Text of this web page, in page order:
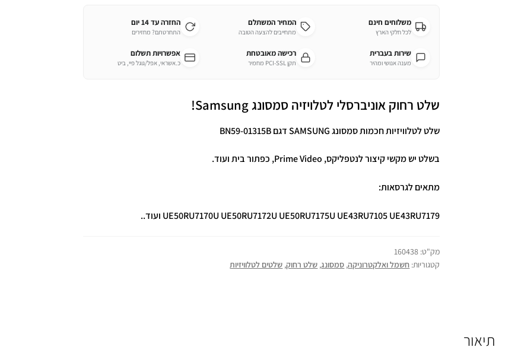
משלוחים חינם
לכל חלקי הארץ
המחיר המשתלם
מתחייבים להצעה הטובה
החזרה עד 14 יום
התחרטתם? מחזירים
שירות בעברית
מענה אנושי ומהיר
רכישה מאובטחת
תקן PCI-SSL מחמיר
אפשרויות תשלום
כ.אשראי, אפל/גוגל פיי, ביט
שלט רחוק אוניברסלי לטלויזיה סמסונג Samsung!
שלט לטלוויזיות חכמות סמסונג SAMSUNG דגם BN59-01315B
בשלט יש מקשי קיצור לנטפליקס, Prime Video, כפתור בית ועוד.
מתאים לגרסאות:
UE50RU7170U UE50RU7172U UE50RU7175U UE43RU7105 UE43RU7179 ועוד..
מק"ט: 160438
קטגוריות: חשמל ואלקטרוניקה, סמסונג, שלט רחוק, שלטים לטלוויזיות
תיאור